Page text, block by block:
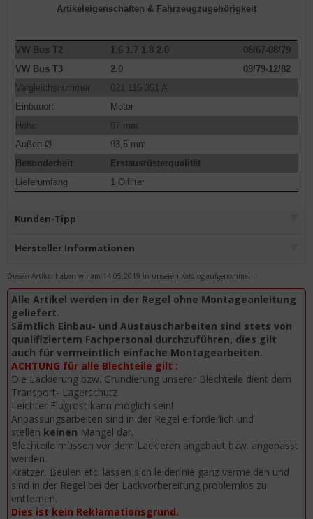
Artikeleigenschaften & Fahrzeugzugehörigkeit
VW Bus T2 1.6 1.7 1.8 2.0
08/67-08/79
VW Bus T3
2.0
09/79-12/82
Vergleichsnummer
021 115 351 A
Einbauort
Motor
Höhe
97 mm
Außen-Ø
93,5 mm
Besonderheit
Erstausrüsterqualität
Lieferumfang
1 Ölfilter
Kunden-Tipp
Hersteller Informationen
Diesen Artikel haben wir am 14.05.2019 in unseren Katalog aufgenommen.
Alle Artikel werden in der Regel ohne Montageanleitung
geliefert.
Sämtlich Einbau- und Austauscharbeiten sind stets von
qualifiziertem Fachpersonal durchzuführen, dies gilt
auch für vermeintlich einfache Montagearbeiten.
ACHTUNG für alle Blechteile gilt :
Die Lackierung bzw. Grundierung unserer Blechteile dient dem
Transport- Lagerschutz.
Leichter Flugrost kann möglich sein!
Anpassungsarbeiten sind in der Regel erforderlich und
stellen keinen Mangel dar.
Blechteile müssen vor dem Lackieren angebaut bzw. angepasst
werden.
Kratzer, Beulen etc. lassen sich leider nie ganz vermeiden und
sind in der Regel bei der Lackvorbereitung problemlos zu
entfernen.
Dies ist kein Reklamationsgrund.